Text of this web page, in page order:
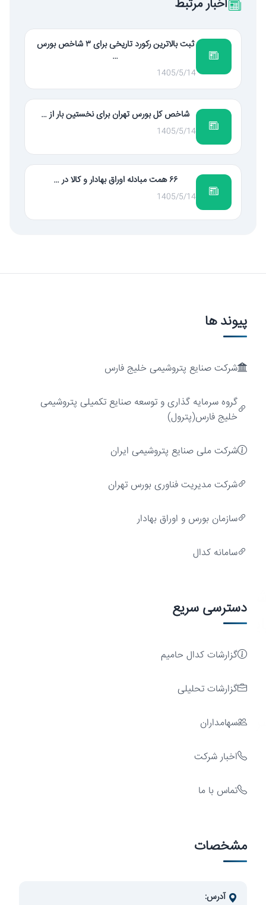
اخبار مرتبط
ثبت بالاترین رکورد تاریخی برای ۳ شاخص بورس
…
1405/5/14
شاخص کل بورس تهران برای نخستین بار از …
1405/5/14
۶۶ همت مبادله اوراق بهادار و کالا در …
1405/5/14
ارزش‌آفرینی
پیوند ها
شرکت صنایع پتروشیمی خلیج فارس
گروه سرمایه گذاری و توسعه صنایع تکمیلی پتروشیمی
خلیج فارس(پترول)
شرکت ملی صنایع پتروشیمی ایران
شركت مديريت فناوری بورس تهران
سازمان بورس و اوراق بهادار
سامانه کدال
دسترسی سریع
گزارشات کدال حامیم
گزارشات تحلیلی
سهامداران
اخبار شرکت
تماس با ما
مشخصات
آدرس: